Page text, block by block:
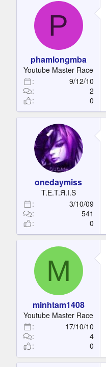
P
phamlongmba
Youtube Master Race
9/12/10
2
0
onedaymiss
T.E.T.Я.I.S
3/10/09
541
0
M
minhtam1408
Youtube Master Race
17/10/10
4
0